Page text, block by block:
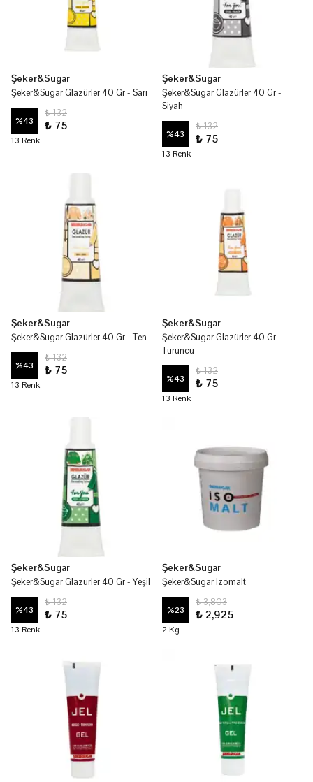
Şeker&Sugar
Şeker&Sugar Glazürler 40 Gr - Sarı
%43
₺ 132
₺ 75
13 Renk
Şeker&Sugar
Şeker&Sugar Glazürler 40 Gr -
Siyah
%43
₺ 132
₺ 75
13 Renk
Şeker&Sugar
Şeker&Sugar Glazürler 40 Gr - Ten
%43
₺ 132
₺ 75
13 Renk
Şeker&Sugar
Şeker&Sugar Glazürler 40 Gr -
Turuncu
%43
₺ 132
₺ 75
13 Renk
Şeker&Sugar
Şeker&Sugar Glazürler 40 Gr - Yeşil
%43
₺ 132
₺ 75
13 Renk
Şeker&Sugar
Şeker&Sugar Izomalt
%23
₺ 3,803
₺ 2,925
2 Kg